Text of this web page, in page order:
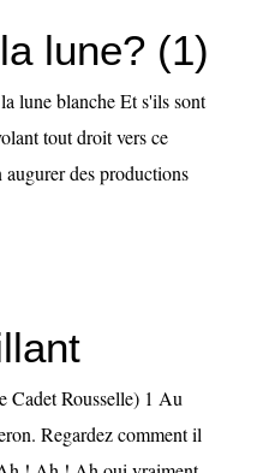
lune? (1)
lune blanche Et s'ils sont
tout droit vers ce
des productions
Rousselle) 1 Au
Regardez comment il